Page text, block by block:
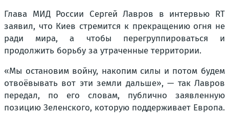
Глава МИД России Сергей Лавров в интервью RT
заявил, что Киев стремится к прекращению огня не
ради мира, а чтобы перегруппироваться и
продолжить борьбу за утраченные территории.
«Мы остановим войну, накопим силы и потом будем
отвоёвывать вот эти земли дальше», — так Лавров
передал, по его словам, публично заявленную
позицию Зеленского, которую поддерживает Европа.